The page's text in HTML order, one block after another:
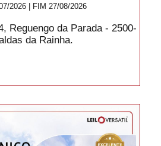
2026 | FIM 27/08/2026
Reguengo da Parada - 2500-
da Rainha.